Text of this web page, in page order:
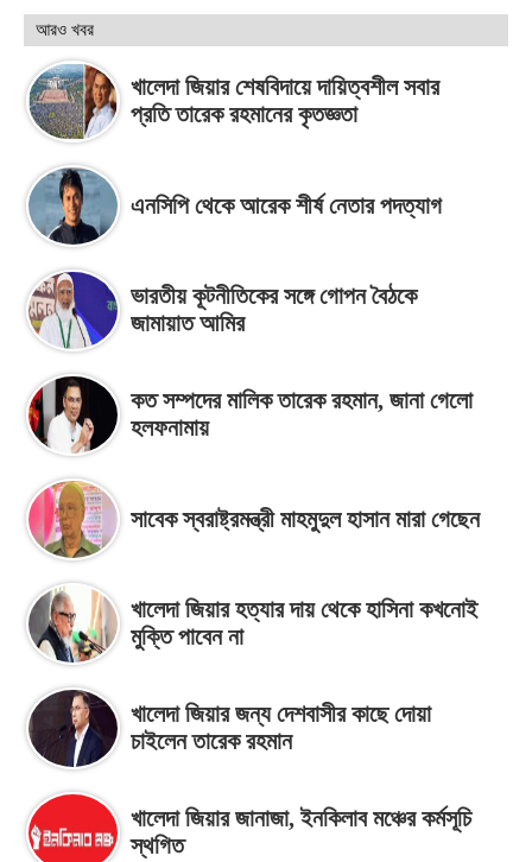
আরও খবর
খালেদা জিয়ার শেষবিদায়ে দায়িত্বশীল সবার
প্রতি তারেক রহমানের কৃতজ্ঞতা
এনসিপি থেকে আরেক শীর্ষ নেতার পদত্যাগ
ভারতীয় কূটনীতিকের সঙ্গে গোপন বৈঠকে
জামায়াত আমির
কত সম্পদের মালিক তারেক রহমান, জানা গেলো
হলফনামায়
সাবেক স্বরাষ্ট্রমন্ত্রী মাহমুদুল হাসান মারা গেছেন
খালেদা জিয়ার হত্যার দায় থেকে হাসিনা কখনোই
মুক্তি পাবেন না
খালেদা জিয়ার জন্য দেশবাসীর কাছে দোয়া
চাইলেন তারেক রহমান
খালেদা জিয়ার জানাজা, ইনকিলাব মঞ্চের কর্মসূচি
স্থগিত